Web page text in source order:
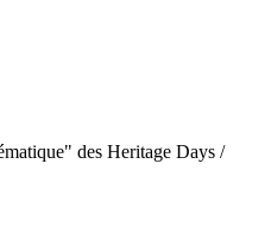
des Heritage Days /